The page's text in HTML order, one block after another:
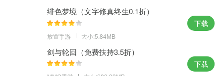
绯色梦境（文字修真终生0.1折）
放置手游 大小:5.84MB
下载
剑与轮回（免费扶持3.5折）
下载